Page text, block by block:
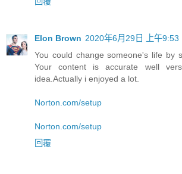
Elon Brown 2020年6月29日 上午9:53
You could change someone's life by
Your content is accurate well
idea.Actually i enjoyed a lot.
Norton.com/setup
Norton.com/setup
回覆